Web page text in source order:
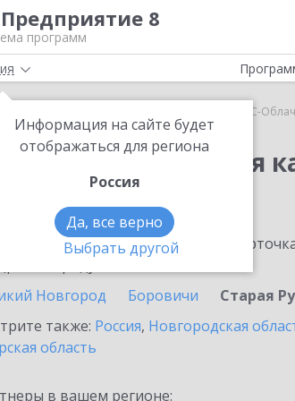
8
программ
Информация на сайте будет
отображаться для региона
Россия
Да, все верно
Выбрать другой
1С-
1С-Облачная
Руссе
с информационными
продукта.
Новгород
Боровичи
Старая
также: Россия, Новгородская
область
в вашем регионе: